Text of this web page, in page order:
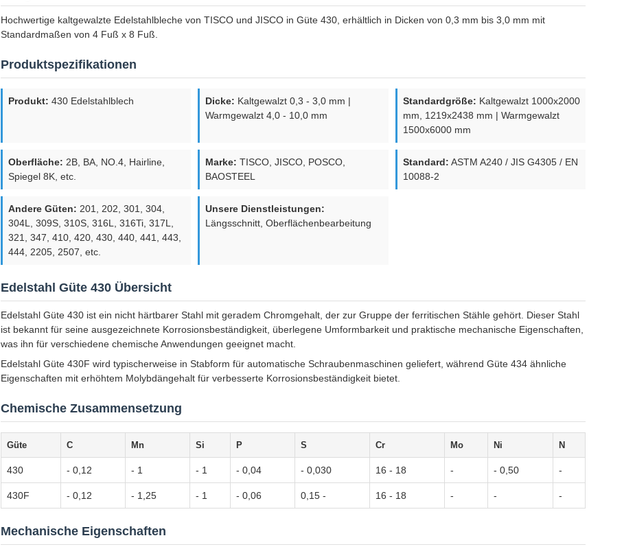
Hochwertige kaltgewalzte Edelstahlbleche von TISCO und JISCO in Güte 430, erhältlich in Dicken von 0,3 mm bis 3,0 mm mit
Standardmaßen von 4 Fuß x 8 Fuß.
Produktspezifikationen
Produkt: 430 Edelstahlblech Dicke: Kaltgewalzt 0,3 - 3,0 mm |
Warmgewalzt 4,0 - 10,0 mm
Standardgröße: Kaltgewalzt 1000x2000
mm, 1219x2438 mm | Warmgewalzt
1500x6000 mm
Oberfläche: 2B, BA, NO.4, Hairline,
Spiegel 8K, etc.
Marke: TISCO, JISCO, POSCO,
BAOSTEEL
Standard: ASTM A240 / JIS G4305 / EN
10088-2
Andere Güten: 201, 202, 301, 304,
304L, 309S, 310S, 316L, 316Ti, 317L,
321, 347, 410, 420, 430, 440, 441, 443,
444, 2205, 2507, etc.
Unsere Dienstleistungen:
Längsschnitt, Oberflächenbearbeitung
Edelstahl Güte 430 Übersicht
Edelstahl Güte 430 ist ein nicht härtbarer Stahl mit geradem Chromgehalt, der zur Gruppe der ferritischen Stähle gehört. Dieser Stahl
ist bekannt für seine ausgezeichnete Korrosionsbeständigkeit, überlegene Umformbarkeit und praktische mechanische Eigenschaften,
was ihn für verschiedene chemische Anwendungen geeignet macht.
Edelstahl Güte 430F wird typischerweise in Stabform für automatische Schraubenmaschinen geliefert, während Güte 434 ähnliche
Eigenschaften mit erhöhtem Molybdängehalt für verbesserte Korrosionsbeständigkeit bietet.
Chemische Zusammensetzung
Güte C Mn Si P S Cr Mo Ni N
430 - 0,12 - 1 - 1 - 0,04 - 0,030 16 - 18 - - 0,50 -
430F - 0,12 - 1,25 - 1 - 0,06 0,15 - 16 - 18 - - -
Mechanische Eigenschaften